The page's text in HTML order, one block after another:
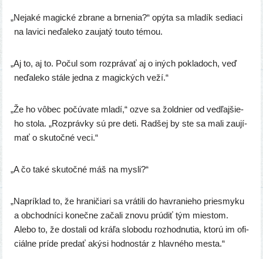
„Nejaké magic­ké zbra­ne a brne­nia?“ opý­ta sa mla­dík sedia­ci
na lavi­ci neďa­le­ko zau­ja­tý tou­to témou.
„Aj to, aj to. Počul som roz­prá­vať aj o iných pokla­doch, veď
neďa­le­ko stá­le jed­na z magic­kých veží.“
„Že ho vôbec počú­va­te mla­dí,“ ozve sa žold­nier od ved­ľaj­šie­
ho sto­la. „Rozprávky sú pre deti. Radšej by ste sa mali zau­jí­
mať o sku­toč­né veci.“
„A čo také sku­toč­né máš na mysli?“
„Napríklad to, že hra­ni­čia­ri sa vrá­ti­li do hav­ra­nie­ho pries­my­ku
a obchod­ní­ci koneč­ne zača­li zno­vu prú­diť tým mies­tom.
Alebo to, že dosta­li od krá­ľa slo­bo­du roz­hod­nu­tia, kto­rú im ofi­
ciál­ne prí­de pre­dať aký­si hod­nos­tár z hlav­né­ho mesta.“